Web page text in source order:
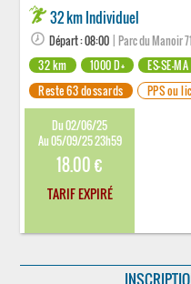
32 km Individuel
Départ : 08:00 | Parc du Manoir
32 km
1000 D+
ES-SE-MA
Reste 63 dossards
PPS ou
Du 02/06/25
Au 05/09/25 23h59
18.00 €
TARIF EXPIRÉ